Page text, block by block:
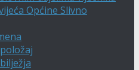
Općine Slivno